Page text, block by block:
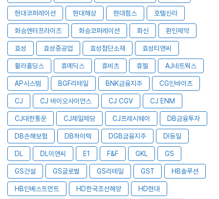
현대코퍼레이션 현대해상 현대힘스 호텔신라
화승엔터프라이즈 화승코퍼레이션 화신 환인제약
효성 효성중공업 효성첨단소재 효성티앤씨
휠라홀딩스 휴메딕스 휴비츠 휴젤 AJ네트웍스
AP시스템 BGF리테일 BNK금융지주 CG인바이츠
CJ CJ 바이오사이언스 CJ CGV CJ ENM
CJ대한통운 CJ제일제당 CJ프레시웨이 DB금융투자
DB손해보험 DB하이텍 DGB금융지주 DI동일
DL DL이앤씨 E1 F&F GKL GS
GS건설 GS글로벌 GS리테일 GST HB솔루션
HB인베스트먼트 HD한국조선해양 HD현대